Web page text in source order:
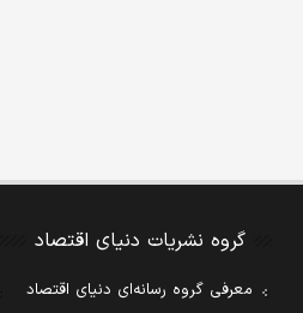
گروه نشریات دنیای اقتصاد
معرفی گروه رسانه‌ای دنیای اقتصاد